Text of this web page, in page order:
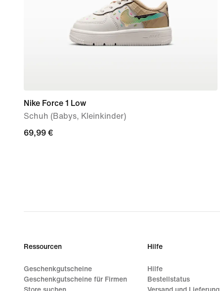
Nike Force 1 Low
Schuh (Babys, Kleinkinder)
69,99 €
69,99 €
Ressourcen
Geschenkgutscheine
Geschenkgutscheine für Firmen
Hilfe
Hilfe
Bestellstatus